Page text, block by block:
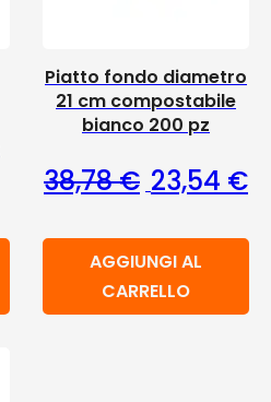
Piatto fondo diametro
21 cm compostabile
bianco 200 pz
38,78€ Il prezzo
23,54 €Il
AGGIUNGI AL
CARRELLO